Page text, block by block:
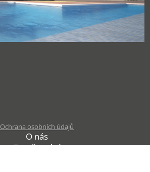
Ochrana osobních údajů
O nás
Zaměstnání